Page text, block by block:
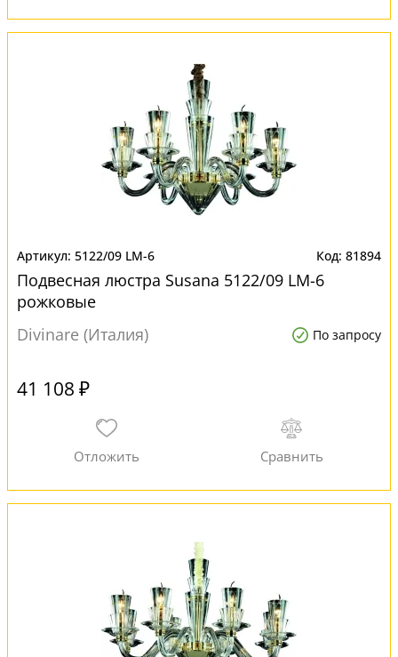
5122/09 LM-6 81894
Подвесная люстра Susana 5122/09 LM-6
рожковые
Divinare (Италия)
По запросу
41 108 ₽